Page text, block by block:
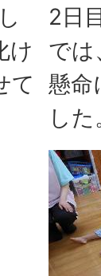
け
て
2日
では
懸命
した